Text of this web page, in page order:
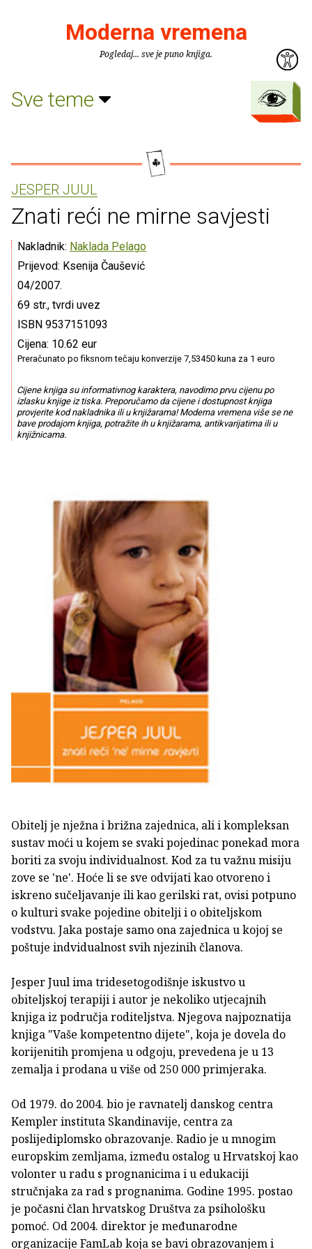
Moderna vremena
Pogledaj... sve je puno knjiga.
Sve teme
JESPER JUUL
Znati reći ne mirne savjesti
Nakladnik: Naklada Pelago
Prijevod: Ksenija Čaušević
04/2007.
69 str., tvrdi uvez
ISBN 9537151093
Cijena: 10.62 eur
Preračunato po fiksnom tečaju konverzije 7,53450 kuna za 1 euro
Cijene knjiga su informativnog karaktera, navodimo prvu cijenu po
izlasku knjige iz tiska. Preporučamo da cijene i dostupnost knjiga
provjerite kod nakladnika ili u knjižarama! Moderna vremena više se ne
bave prodajom knjiga, potražite ih u knjižarama, antikvarijatima ili u
knjižnicama.
Obitelj je nježna i brižna zajednica, ali i kompleksan
sustav moći u kojem se svaki pojedinac ponekad mora
boriti za svoju individualnost. Kod za tu važnu misiju
zove se 'ne'. Hoće li se sve odvijati kao otvoreno i
iskreno sučeljavanje ili kao gerilski rat, ovisi potpuno
o kulturi svake pojedine obitelji i o obiteljskom
vodstvu. Jaka postaje samo ona zajednica u kojoj se
poštuje indvidualnost svih njezinih članova.
Jesper Juul ima tridesetogodišnje iskustvo u
obiteljskoj terapiji i autor je nekoliko utjecajnih
knjiga iz područja roditeljstva. Njegova najpoznatija
knjiga "Vaše kompetentno dijete", koja je dovela do
korijenitih promjena u odgoju, prevedena je u 13
zemalja i prodana u više od 250 000 primjeraka.
Od 1979. do 2004. bio je ravnatelj danskog centra
Kempler instituta Skandinavije, centra za
poslijediplomsko obrazovanje. Radio je u mnogim
europskim zemljama, između ostalog u Hrvatskoj kao
volonter u radu s prognanicima i u edukaciji
stručnjaka za rad s prognanima. Godine 1995. postao
je počasni član hrvatskog Društva za psihološku
pomoć. Od 2004. direktor je međunarodne
organizacije FamLab koja se bavi obrazovanjem i